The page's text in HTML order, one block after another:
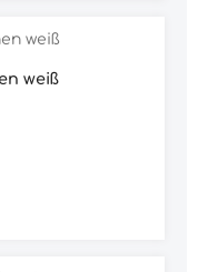
weiß